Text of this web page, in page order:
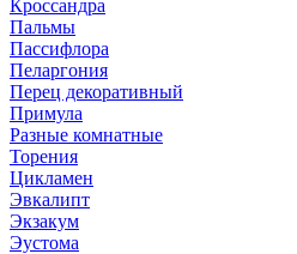
Кроссандра
Пальмы
Пассифлора
Пеларгония
Перец декоративный
Примула
Разные комнатные
Торения
Цикламен
Эвкалипт
Экзакум
Эустома